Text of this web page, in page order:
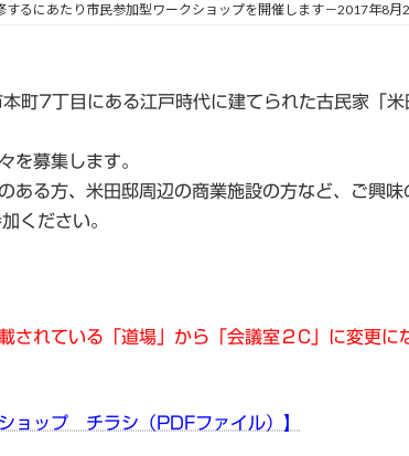
するにあたり市民参加型ワークショップを開催します－2017年8月
町7丁目にある江戸時代に建てられた古民家「米
を募集します。
ある方、米田邸周辺の商業施設の方など、ご興味
ください。
れている「道場」から「会議室２C」に変更に
ョップ チラシ（PDFファイル）】